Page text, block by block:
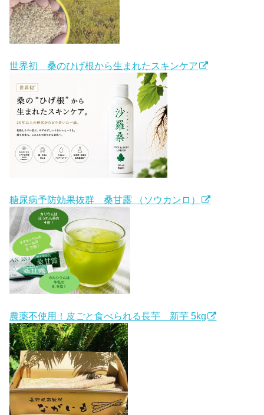
世界初 桑のひげ根から生まれたスキンケア
糖尿病予防効果抜群 桑甘露 （ソウカンロ）
農薬不使用！皮ごと食べられる長芋 新芋 5kg